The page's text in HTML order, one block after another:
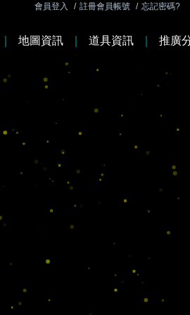
會員登入 / 註冊會員帳號 / 忘記密碼?